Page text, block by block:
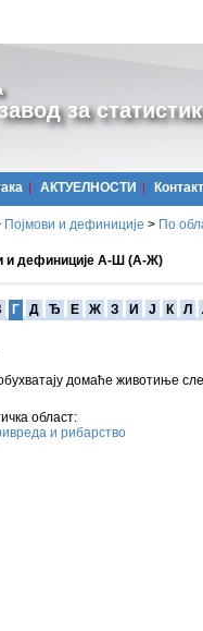
за
АКТУЕЛНОСТИ Контакт
Појмови и дефиниције > По
и дефиниције А-Ш (А-Ж)
Г Д Ђ Е Ж З И Ј К Л
домаће животиње
област:
и рибарство